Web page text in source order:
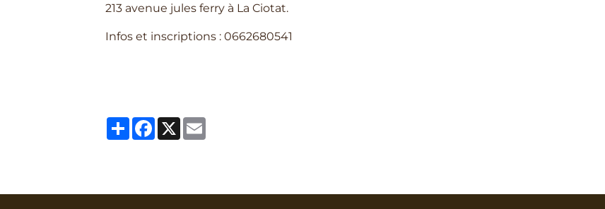
213 avenue jules ferry à La Ciotat.
Infos et inscriptions : 0662680541
PartagerFacebook
X